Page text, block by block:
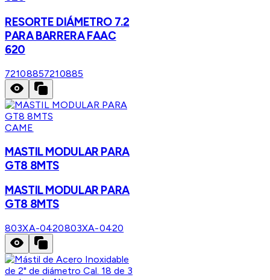
RESORTE DIÁMETRO 7.2
PARA BARRERA FAAC
620
72108857210885
CAME
MASTIL MODULAR PARA
GT8 8MTS
MASTIL MODULAR PARA
GT8 8MTS
803XA-0420803XA-0420